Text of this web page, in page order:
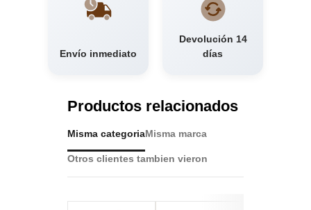
Envío inmediato
Devolución 14
días
Productos relacionados
Misma categoriaMisma marca
Otros clientes tambien vieron